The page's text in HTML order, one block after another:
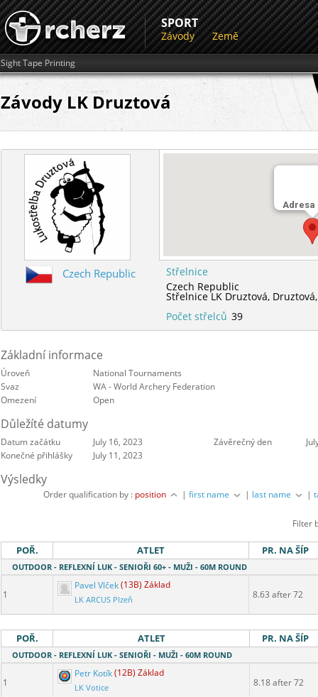
SPORT
Závody Země
Sight Tape Printing
Závody LK Druztová
Adresa
Czech Republic
Střelnice
Czech Republic
Střelnice LK Druztová,
Počet střelců 39
Základní informace
Úroveň
National Tournaments
Svaz
WA - World Archery Federation
Omezení
Open
Důležíté datumy
Datum začátku July 16, 2023 Závěrečný den
Konečné přihlášky
July 11, 2023
Výsledky
Order qualification by : position |first name | last name |
Filter
POŘ. ATLET PR. NA ŠÍP
OUTDOOR - REFLEXNÍ LUK - SENIOŘI 60+ - MUŽI - 60M ROUND
1
Pavel Vlček(13B) Základ
LK ARCUS Plzeň 8.63 after 72
POŘ. ATLET PR. NA ŠÍP
OUTDOOR - REFLEXNÍ LUK - SENIOŘI - MUŽI - 60M ROUND
1
Petr Kotík(12B) Základ
LK Votice 8.18 after 72